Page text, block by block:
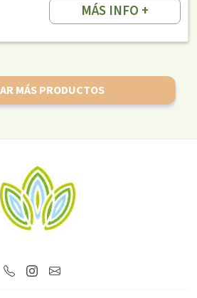
MÁS INFO +
MÁS PRODUCTOS